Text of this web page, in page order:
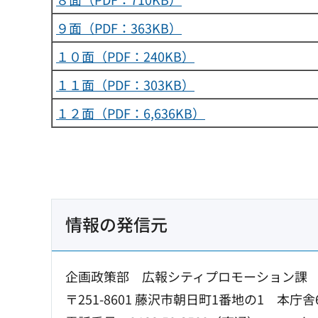
９面（PDF：363KB）
１０面（PDF：240KB）
１１面（PDF：303KB）
１２面（PDF：6,636KB）
情報の発信元
企画政策部 広報シティプロモーション課
〒251-8601 藤沢市朝日町1番地の1 本庁